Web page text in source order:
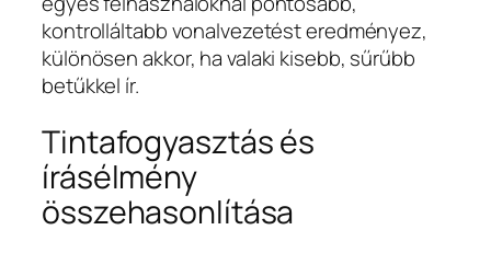
kontrolláltabb vonalvezetést eredményez,
különösen akkor, ha valaki kisebb, sűrűbb
betűkkel ír.
Tintafogyasztás és
írásélmény
összehasonlítása